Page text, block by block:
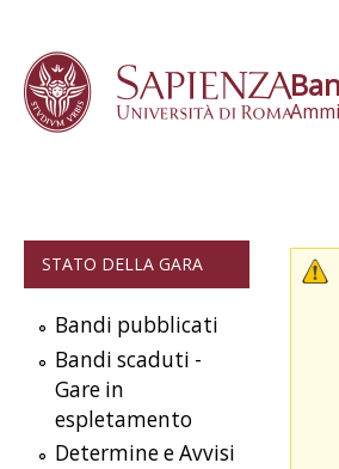
STATO DELLA GARA
Bandi pubblicati
Bandi scaduti -
Gare in
espletamento
Determine e Avvisi